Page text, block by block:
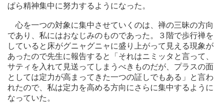
ぱら精神集中に努力するようになった。
心を一つの対象に集中させていくのは、禅の三昧の方向
であり、私にはおなじみのものであった。３階で歩行禅を
していると床がグニャグニャに盛り上がって見える現象が
あったので先生に報告すると「それはニミッタと言って、
サティを入れて見送ってしまうべきものだが、プラスの面
としては定力が高まってきた一つの証しでもある」と言わ
れたので、私は定力を高める方向にさらに集中するように
なっていた。